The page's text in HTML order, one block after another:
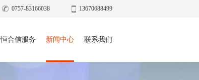
0757-83166038 13670688499
恒合信服务 新闻中心 联系我们